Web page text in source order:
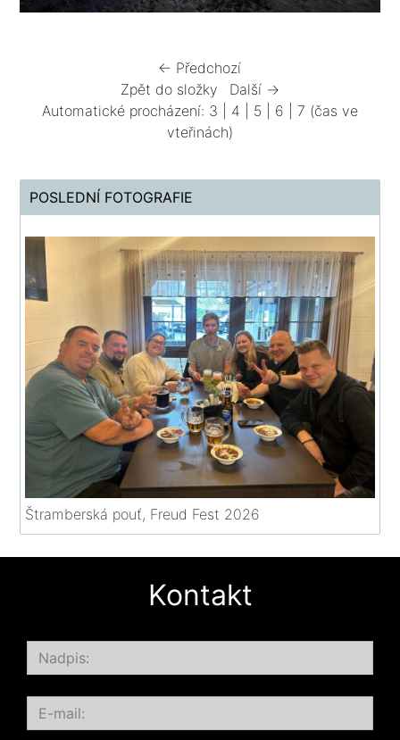
← Předchozí
Zpět do složky
Další →
Automatické procházení: 3 4 5 6 7 (čas ve
vteřinách)
POSLEDNÍ FOTOGRAFIE
Štramberská pouť, Freud Fest 2026
Kontakt